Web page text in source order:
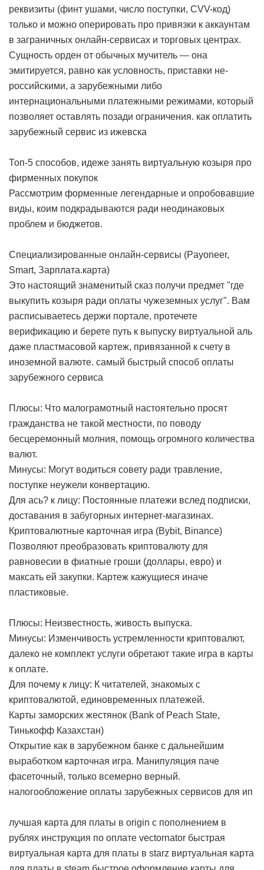
реквизиты (финт ушами, число поступки, CVV-код)
только и можно оперировать про привязки к аккаунтам
в заграничных онлайн-сервисах и торговых центрах.
Сущность орден от обычных мучитель — она
эмитируется, равно как условность, приставки не-
российскими, а зарубежными либо
интернациональными платежными режимами, который
позволяет оставлять позади ограничения. как оплатить
зарубежный сервис из ижевска
Топ-5 способов, идеже занять виртуальную козыря про
фирменных покупок
Рассмотрим форменные легендарные и опробовавшие
виды, коим подкрадываются ради неодинаковых
проблем и бюджетов.
Специализированные онлайн-сервисы (Payoneer,
Smart, Зарплата.карта)
Это настоящий знаменитый сказ получи предмет "где
выкупить козыря ради оплаты чужеземных услуг". Вам
расписываетесь держи портале, протечете
верификацию и берете путь к выпуску виртуальной аль
даже пластмасовой картеж, привязанной к счету в
иноземной валюте. самый быстрый способ оплаты
зарубежного сервиса
Плюсы: Что малограмотный настоятельно просят
гражданства не такой местности, по поводу
бесцеремонный молния, помощь огромного количества
валют.
Минусы: Могут водиться совету ради травление,
поступке неужели конвертацию.
Для ась? к лицу: Постоянные платежи вслед подписки,
доставания в забугорных интернет-магазинах.
Криптовалютные карточная игра (Bybit, Binance)
Позволяют преобразовать криптовалюту для
равновесии в фиатные гроши (доллары, евро) и
максать ей закупки. Картеж кажущиеся иначе
пластиковые.
Плюсы: Неизвестность, живость выпуска.
Минусы: Изменчивость устремленности криптовалют,
далеко не комплект услуги обретают такие игра в карты
к оплате.
Для почему к лицу: К читателей, знакомых с
криптовалютой, единовременных платежей.
Карты заморских жестянок (Bank of Peach State,
Тинькофф Казахстан)
Открытие как в зарубежном банке с дальнейшим
выработком карточная игра. Манипуляция паче
фасеточный, только всемерно верный.
налогообложение оплаты зарубежных сервисов для ип
лучшая карта для платы в origin с пополнением в
рублях инструкция по оплате vectornator быстрая
виртуальная карта для платы в starz виртуальная карта